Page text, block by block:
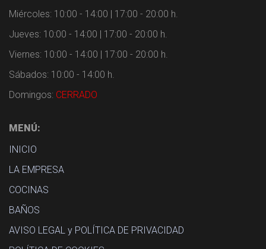
Miércoles: 10:00 - 14:00 | 17:00 - 20:00 h.
Jueves: 10:00 - 14:00 | 17:00 - 20:00 h.
Viernes: 10:00 - 14:00 | 17:00 - 20:00 h.
Sábados: 10:00 - 14:00 h.
Domingos: CERRADO
MENÚ:
INICIO
LA EMPRESA
COCINAS
BAÑOS
AVISO LEGAL y POLÍTICA DE PRIVACIDAD